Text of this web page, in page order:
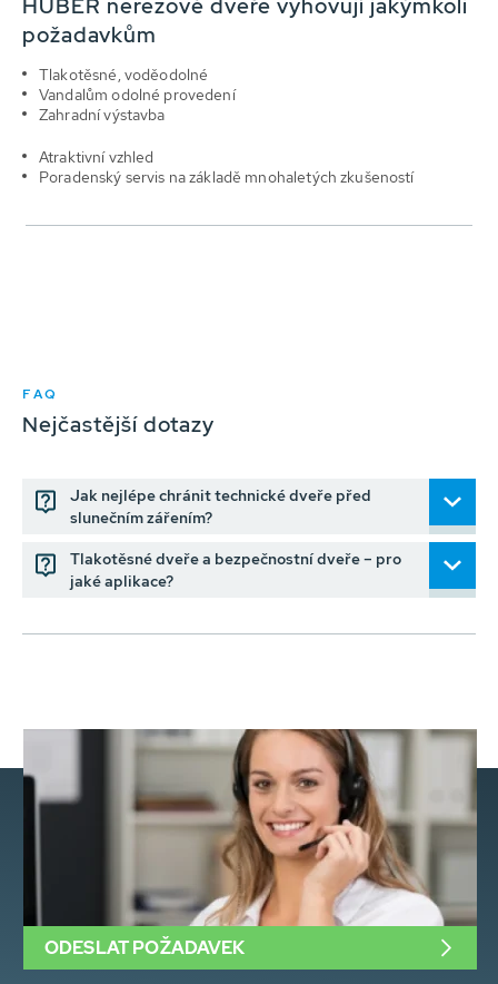
HUBER nerezové dveře vyhovují jakýmkoli
požadavkům
Tlakotěsné, voděodolné
Vandalům odolné provedení
Zahradní výstavba
Atraktivní vzhled
Poradenský servis na základě mnohaletých zkušeností
FAQ
Nejčastější dotazy
Jak nejlépe chránit technické dveře před
slunečním zářením?
Tlakotěsné dveře a bezpečnostní dveře – pro
jaké aplikace?
ODESLAT POŽADAVEK